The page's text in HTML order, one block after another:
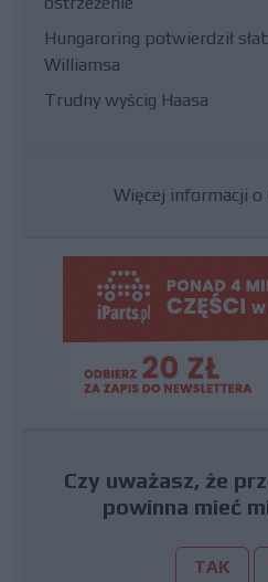
Hungaroring potwierdził
Williamsa
Trudny wyścig Haasa
Więcej informacji o
Czy uważasz, że
powinna mieć
TAK